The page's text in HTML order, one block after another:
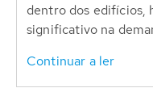
dentro dos edifícios,
significativo na
Continuar a ler